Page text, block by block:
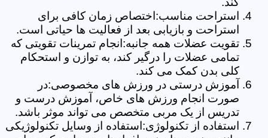
استراحت مناسب:اختصاص زمان کافی برای
استراحت و بازیابی بعد از فعالیت ها حیاتی است.
تقویت عضلات همه جانبه:انجام تمرینات تقویتی که
تمامی عضلات را درگیر کند، به توازن و استحکام
کلی بدن کمک می کند.
آموزش درستی در ورزش های مخصوصی:در
صورت انجام ورزش های خاص، آموزش درست و
تدریس از یک مربی متخصص می تواند موثر باشد.
استفاده از تکنولوژی:استفاده از وسایل تکنولوژیکی